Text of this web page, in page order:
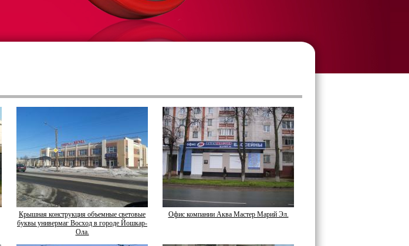
Крышная конструкция объемные световые
буквы универмаг Восход в городе Йошкар-
Ола.
Офис компании Аква Мастер Марий Эл.